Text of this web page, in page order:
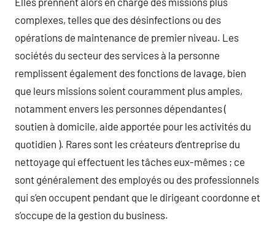
complexes, telles que des désinfections ou des
opérations de maintenance de premier niveau. Les
sociétés du secteur des services à la personne
remplissent également des fonctions de lavage, bien
que leurs missions soient couramment plus amples,
notamment envers les personnes dépendantes (
soutien à domicile, aide apportée pour les activités du
quotidien ). Rares sont les créateurs d’entreprise du
nettoyage qui effectuent les tâches eux-mêmes ; ce
sont généralement des employés ou des professionnels
qui s’en occupent pendant que le dirigeant coordonne et
s’occupe de la gestion du business.